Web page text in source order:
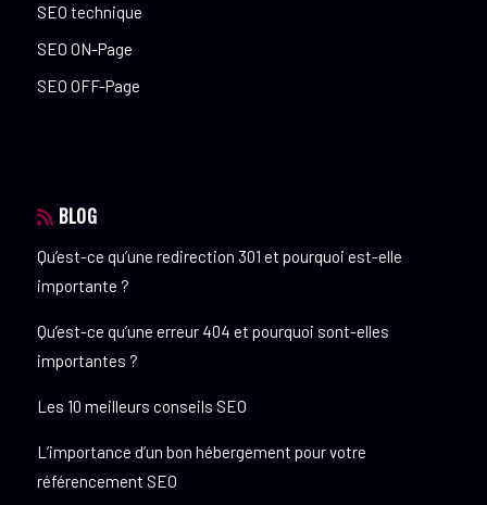
SEO technique
SEO ON-Page
SEO OFF-Page
BLOG
Qu’est-ce qu’une redirection 301 et pourquoi est-elle
importante ?
Qu’est-ce qu’une erreur 404 et pourquoi sont-elles
importantes ?
Les 10 meilleurs conseils SEO
L’importance d’un bon hébergement pour votre
référencement SEO